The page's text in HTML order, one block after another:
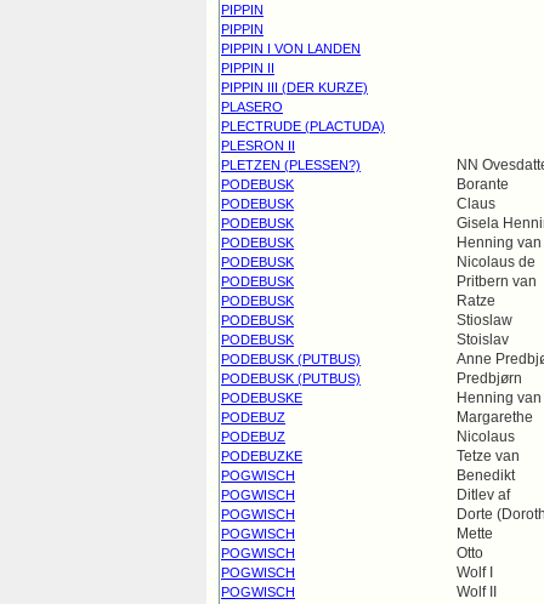
PIPPIN
PIPPIN
PIPPIN I VON LANDEN
PIPPIN II
PIPPIN III (DER KURZE)
PLASERO
PLECTRUDE (PLACTUDA)
PLESRON II
PLETZEN (PLESSEN?)
NN
PODEBUSK Borante
PODEBUSK Claus
PODEBUSK Gisela
PODEBUSK Henning van
PODEBUSK Nicolaus de
PODEBUSK Pritbern van
PODEBUSK Ratze
PODEBUSK Stioslaw
PODEBUSK Stoislav
PODEBUSK (PUTBUS) Anne
PODEBUSK (PUTBUS) Predbjørn
PODEBUSKE Henning van
PODEBUZ Margarethe
PODEBUZ Nicolaus
PODEBUZKE Tetze van
POGWISCH Benedikt
POGWISCH Ditlev af
POGWISCH Dorte
POGWISCH Mette
POGWISCH Otto
POGWISCH Wolf I
POGWISCH Wolf II